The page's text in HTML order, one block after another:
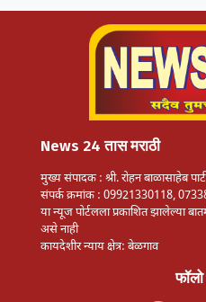
News 24 तास मराठी
मुख्य संपादक : श्री. रोहन बाळासाहेब
संपर्क क्रमांक : 09921330118,
या न्यूज पोर्टलला प्रकाशित झालेल्या
असे नाही
कायदेशीर न्याय क्षेत्र: बेळगाव